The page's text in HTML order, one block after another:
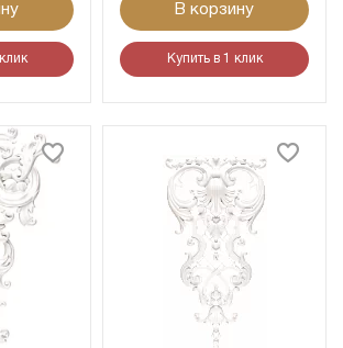
В корзину
Купить в 1 клик